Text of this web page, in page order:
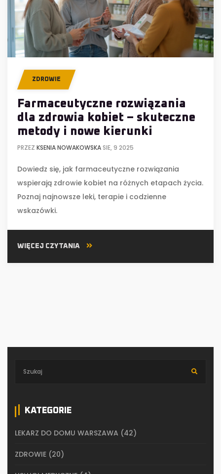
ZDROWIE
Farmaceutyczne rozwiązania
dla zdrowia kobiet – skuteczne
metody i nowe kierunki
PRZEZ KSENIA NOWAKOWSKASIE, 9 2025
Dowiedz się, jak farmaceutyczne rozwiązania
wspierają zdrowie kobiet na różnych etapach życia.
Poznaj najnowsze leki, terapie i codzienne
wskazówki.
WIĘCEJ CZYTANIA
KATEGORIE
LEKARZ DO DOMU WARSZAWA (42)
ZDROWIE (20)